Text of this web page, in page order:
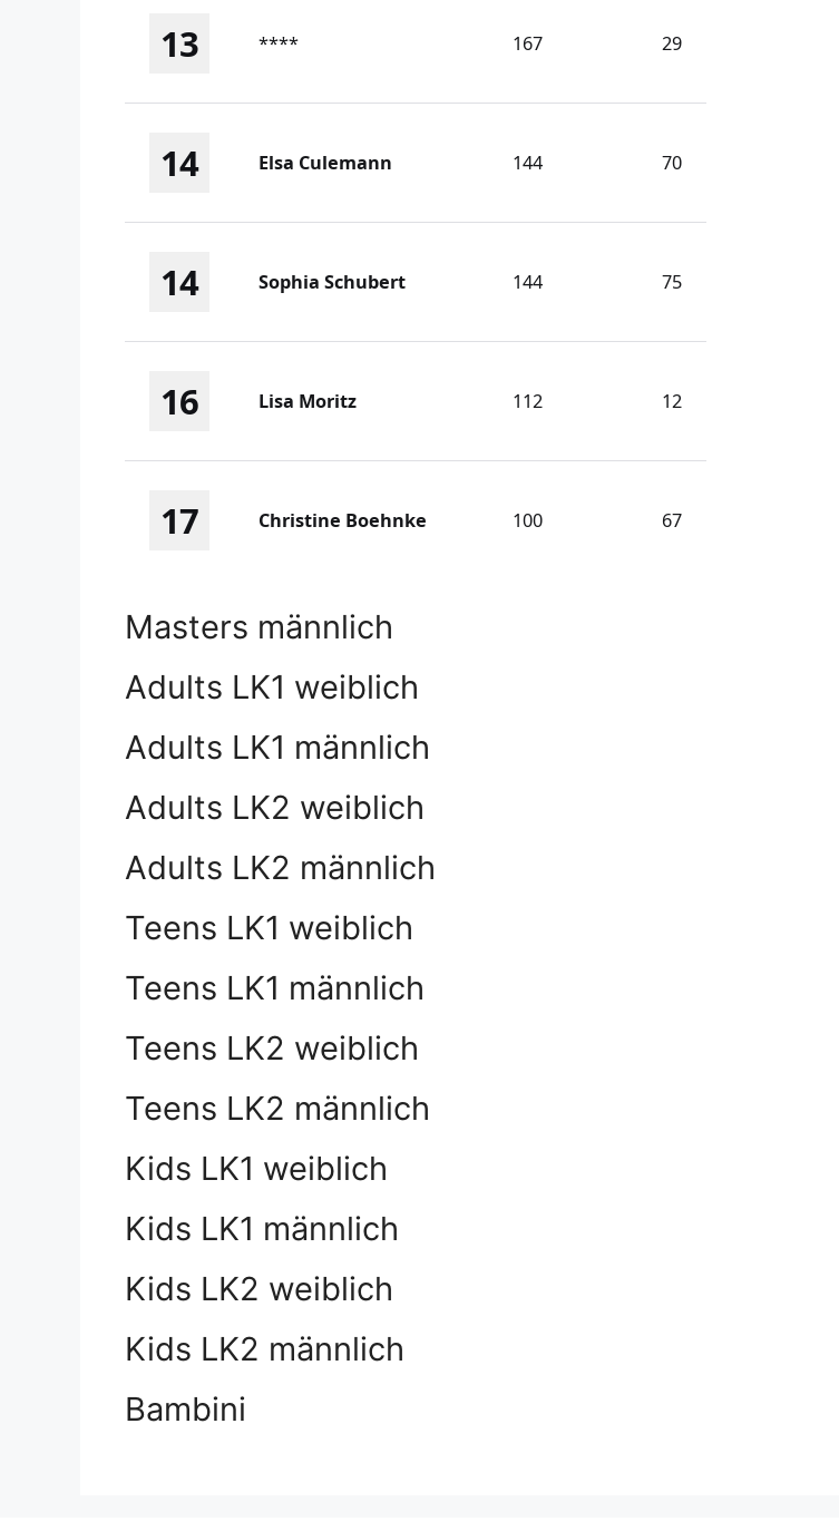
13 **** 167 29
14 Elsa Culemann 144 70
14 Sophia Schubert 144 75
16 Lisa Moritz 112 12
17 Christine Boehnke 100 67
Masters männlich
Adults LK1 weiblich
Adults LK1 männlich
Adults LK2 weiblich
Adults LK2 männlich
Teens LK1 weiblich
Teens LK1 männlich
Teens LK2 weiblich
Teens LK2 männlich
Kids LK1 weiblich
Kids LK1 männlich
Kids LK2 weiblich
Kids LK2 männlich
Bambini